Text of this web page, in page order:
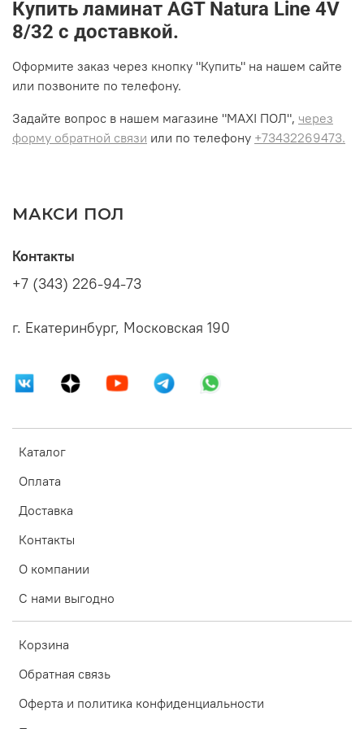
Купить ламинат AGT Natura Line 4V
8/32 с доставкой.
Оформите заказ через кнопку "Купить" на нашем сайте
или позвоните по телефону.
Задайте вопрос в нашем магазине "MAXI ПОЛ", через
форму обратной связи или по телефону +73432269473.
МАКСИ ПОЛ
Каталог
Оплата
Доставка
Контакты
О компании
С нами выгодно
Корзина
Обратная связь
Оферта и политика конфиденциальности
Контакты
+7 (343) 226-94-73
г. Екатеринбург, Московская 190